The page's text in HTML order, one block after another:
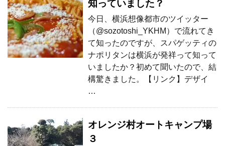
知っていました？
今日、横浜想像都市のツイッター
（@sozotoshi_YKHM）で流れてき
て知ったのですが、スパゲッティの
ナポリタンは横浜が発祥って知って
いましたか？初めて聞いたので、結
構驚きました。【リンク】デザイ
…
オレンジ村オートキャンプ場
３